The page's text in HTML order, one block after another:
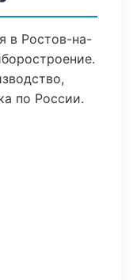
в Ростов-на-
по России.